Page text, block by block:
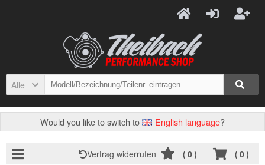
Alle
Would you like to switch to English language?
( 0)
Vertrag widerrufen ( 0)